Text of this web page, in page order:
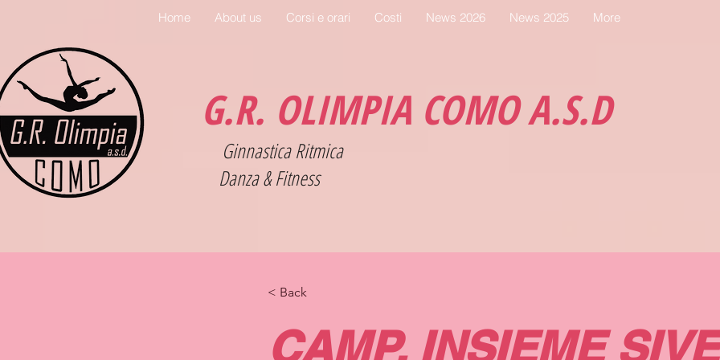
Home About us Corsi e orari Costi News 2026 News 2025 More
G.R. OLIMPIA COMO A.S.D
Ginnastica Ritmica
Danza & Fitness
< Back
CAMP. INSIEME